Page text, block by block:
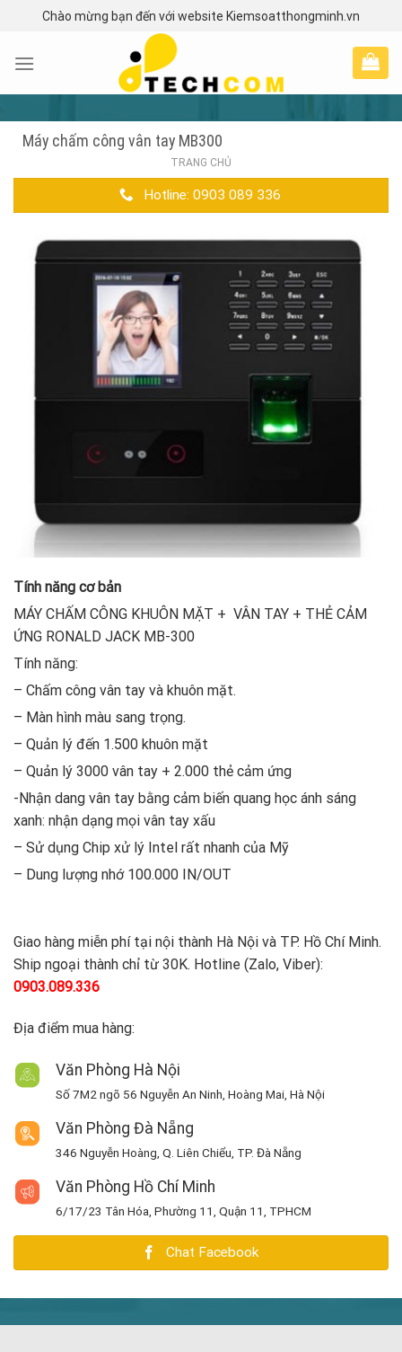
content
Chào mừng bạn đến với website Kiemsoatthongminh.vn
Máy chấm công vân tay MB300
TRANG CHỦ
Hotline: 0903 089 336
Tính năng cơ bản
MÁY CHẤM CÔNG KHUÔN MẶT + VÂN TAY + THẺ CẢM
ỨNG RONALD JACK MB-300
Tính năng:
– Chấm công vân tay và khuôn mặt.
– Màn hình màu sang trọng.
– Quản lý đến 1.500 khuôn mặt
– Quản lý 3000 vân tay + 2.000 thẻ cảm ứng
-Nhận dang vân tay bằng cảm biến quang học ánh sáng
xanh: nhận dạng mọi vân tay xấu
– Sử dụng Chip xử lý Intel rất nhanh của Mỹ
– Dung lượng nhớ 100.000 IN/OUT
Giao hàng miễn phí tại nội thành Hà Nội và TP. Hồ Chí Minh.
Ship ngoại thành chỉ từ 30K. Hotline (Zalo, Viber):
0903.089.336
Địa điểm mua hàng:
Văn Phòng Hà Nội
Số 7M2 ngõ 56 Nguyễn An Ninh, Hoàng Mai, Hà Nội
Văn Phòng Đà Nẵng
346 Nguyễn Hoàng, Q. Liên Chiểu, TP. Đà Nẵng
Văn Phòng Hồ Chí Minh
6/17/23 Tân Hóa, Phường 11, Quận 11, TPHCM
Chat Facebook